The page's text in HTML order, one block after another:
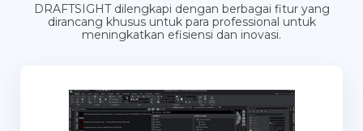
DRAFTSIGHT dilengkapi dengan berbagai fitur yang
dirancang khusus untuk para professional untuk
meningkatkan efisiensi dan inovasi.